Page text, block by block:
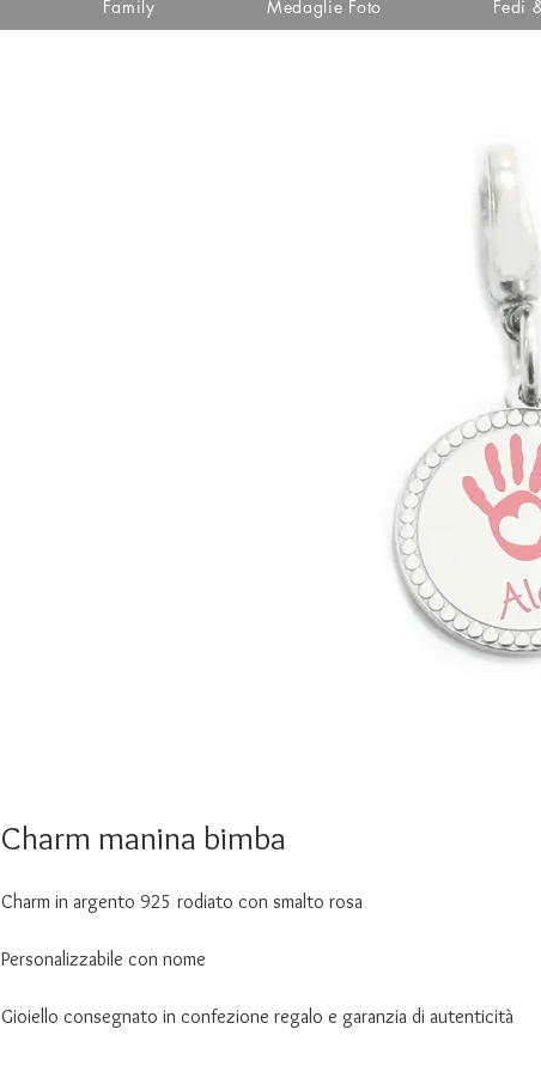
Family Medaglie Foto Fedi
Charm manina bimba
Charm in argento 925 rodiato con smalto rosa
Personalizzabile con nome
Gioiello consegnato in confezione regalo e garanzia di autenticità